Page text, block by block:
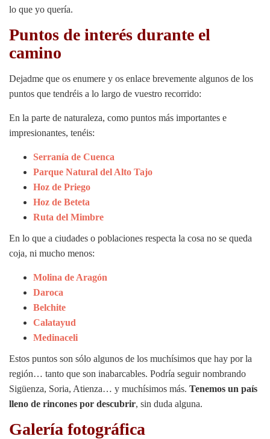
lo que yo quería.
Puntos de interés durante el
camino
Dejadme que os enumere y os enlace brevemente algunos de los
puntos que tendréis a lo largo de vuestro recorrido:
En la parte de naturaleza, como puntos más importantes e
impresionantes, tenéis:
Serranía de Cuenca
Parque Natural del Alto Tajo
Hoz de Priego
Hoz de Beteta
Ruta del Mimbre
En lo que a ciudades o poblaciones respecta la cosa no se queda
coja, ni mucho menos:
Molina de Aragón
Daroca
Belchite
Calatayud
Medinaceli
Estos puntos son sólo algunos de los muchísimos que hay por la
región… tanto que son inabarcables. Podría seguir nombrando
Sigüenza, Soria, Atienza… y muchísimos más. Tenemos un país
lleno de rincones por descubrir, sin duda alguna.
Galería fotográfica